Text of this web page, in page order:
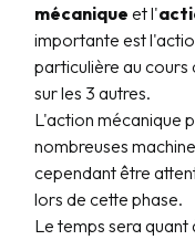
mécanique et l'
importante est
particulière au cours
sur les 3 autres.
L'action mécanique
nombreuses
cependant être
lors de cette phase.
Le temps sera quant